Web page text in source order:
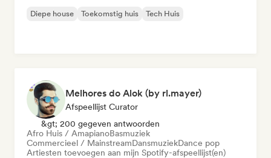
Diepe house Toekomstig huis Tech Huis
Melhores do Alok (by rl.mayer)
Afspeellijst Curator
&gt; 200 gegeven antwoorden
Afro Huis / AmapianoBasmuziek
Commercieel / MainstreamDansmuziekDance pop
Artiesten toevoegen aan mijn Spotify-afspeellijst(en)